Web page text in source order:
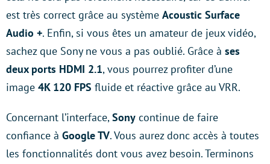
est très correct grâce au système Acoustic Surface
Audio +. Enfin, si vous êtes un amateur de jeux vidéo,
sachez que Sony ne vous a pas oublié. Grâce à ses
deux ports HDMI 2.1, vous pourrez profiter d’une
image 4K 120 FPS fluide et réactive grâce au VRR.
Concernant l’interface,Sony continue de faire
confiance à Google TV. Vous aurez donc accès à toutes
les fonctionnalités dont vous avez besoin. Terminons